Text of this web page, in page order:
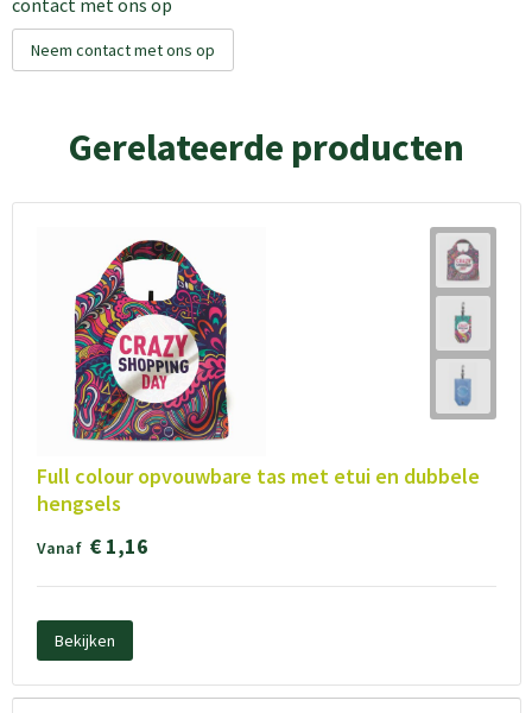
Neem contact met ons op
Gerelateerde producten
Full colour opvouwbare tas met etui en dubbele
hengsels
Vanaf € 1,16
Bekijken